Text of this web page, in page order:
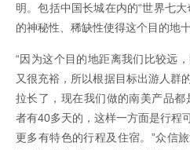
明。包括中国长城在内的“世界七
的神秘性、稀缺性使得这个目的地
“因为这个目的地距离我们比较远
又很充裕，所以根据目标出游人群
拉长了，现在我们做的南美产品
者有40多天的，这样一方面是行程
更多有特色的行程及住宿。”众信